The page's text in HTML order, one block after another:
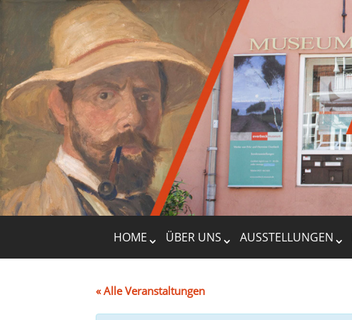
HOME ÜBER UNS AUSSTELLUNGEN
« Alle Veranstaltungen